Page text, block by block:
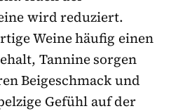
wird reduziert.
Weine häufig einen
Tannine sorgen
Beigeschmack und
Gefühl auf der